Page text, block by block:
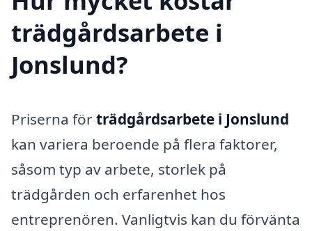
trädgårdsarbete i
Jonslund?
Priserna förträdgårdsarbete i Jonslund
kan variera beroende på flera faktorer,
såsom typ av arbete, storlek på
trädgården och erfarenhet hos
entreprenören. Vanligtvis kan du förvänta